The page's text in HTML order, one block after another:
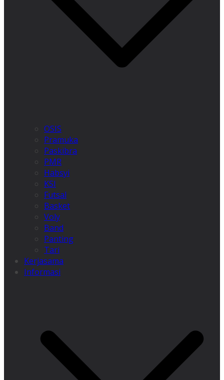
OSIS
Pramuka
Paskibra
PMR
Habsyi
KSI
Futsal
Basket
Voly
Band
Panting
Tari
Kerjasama
Informasi